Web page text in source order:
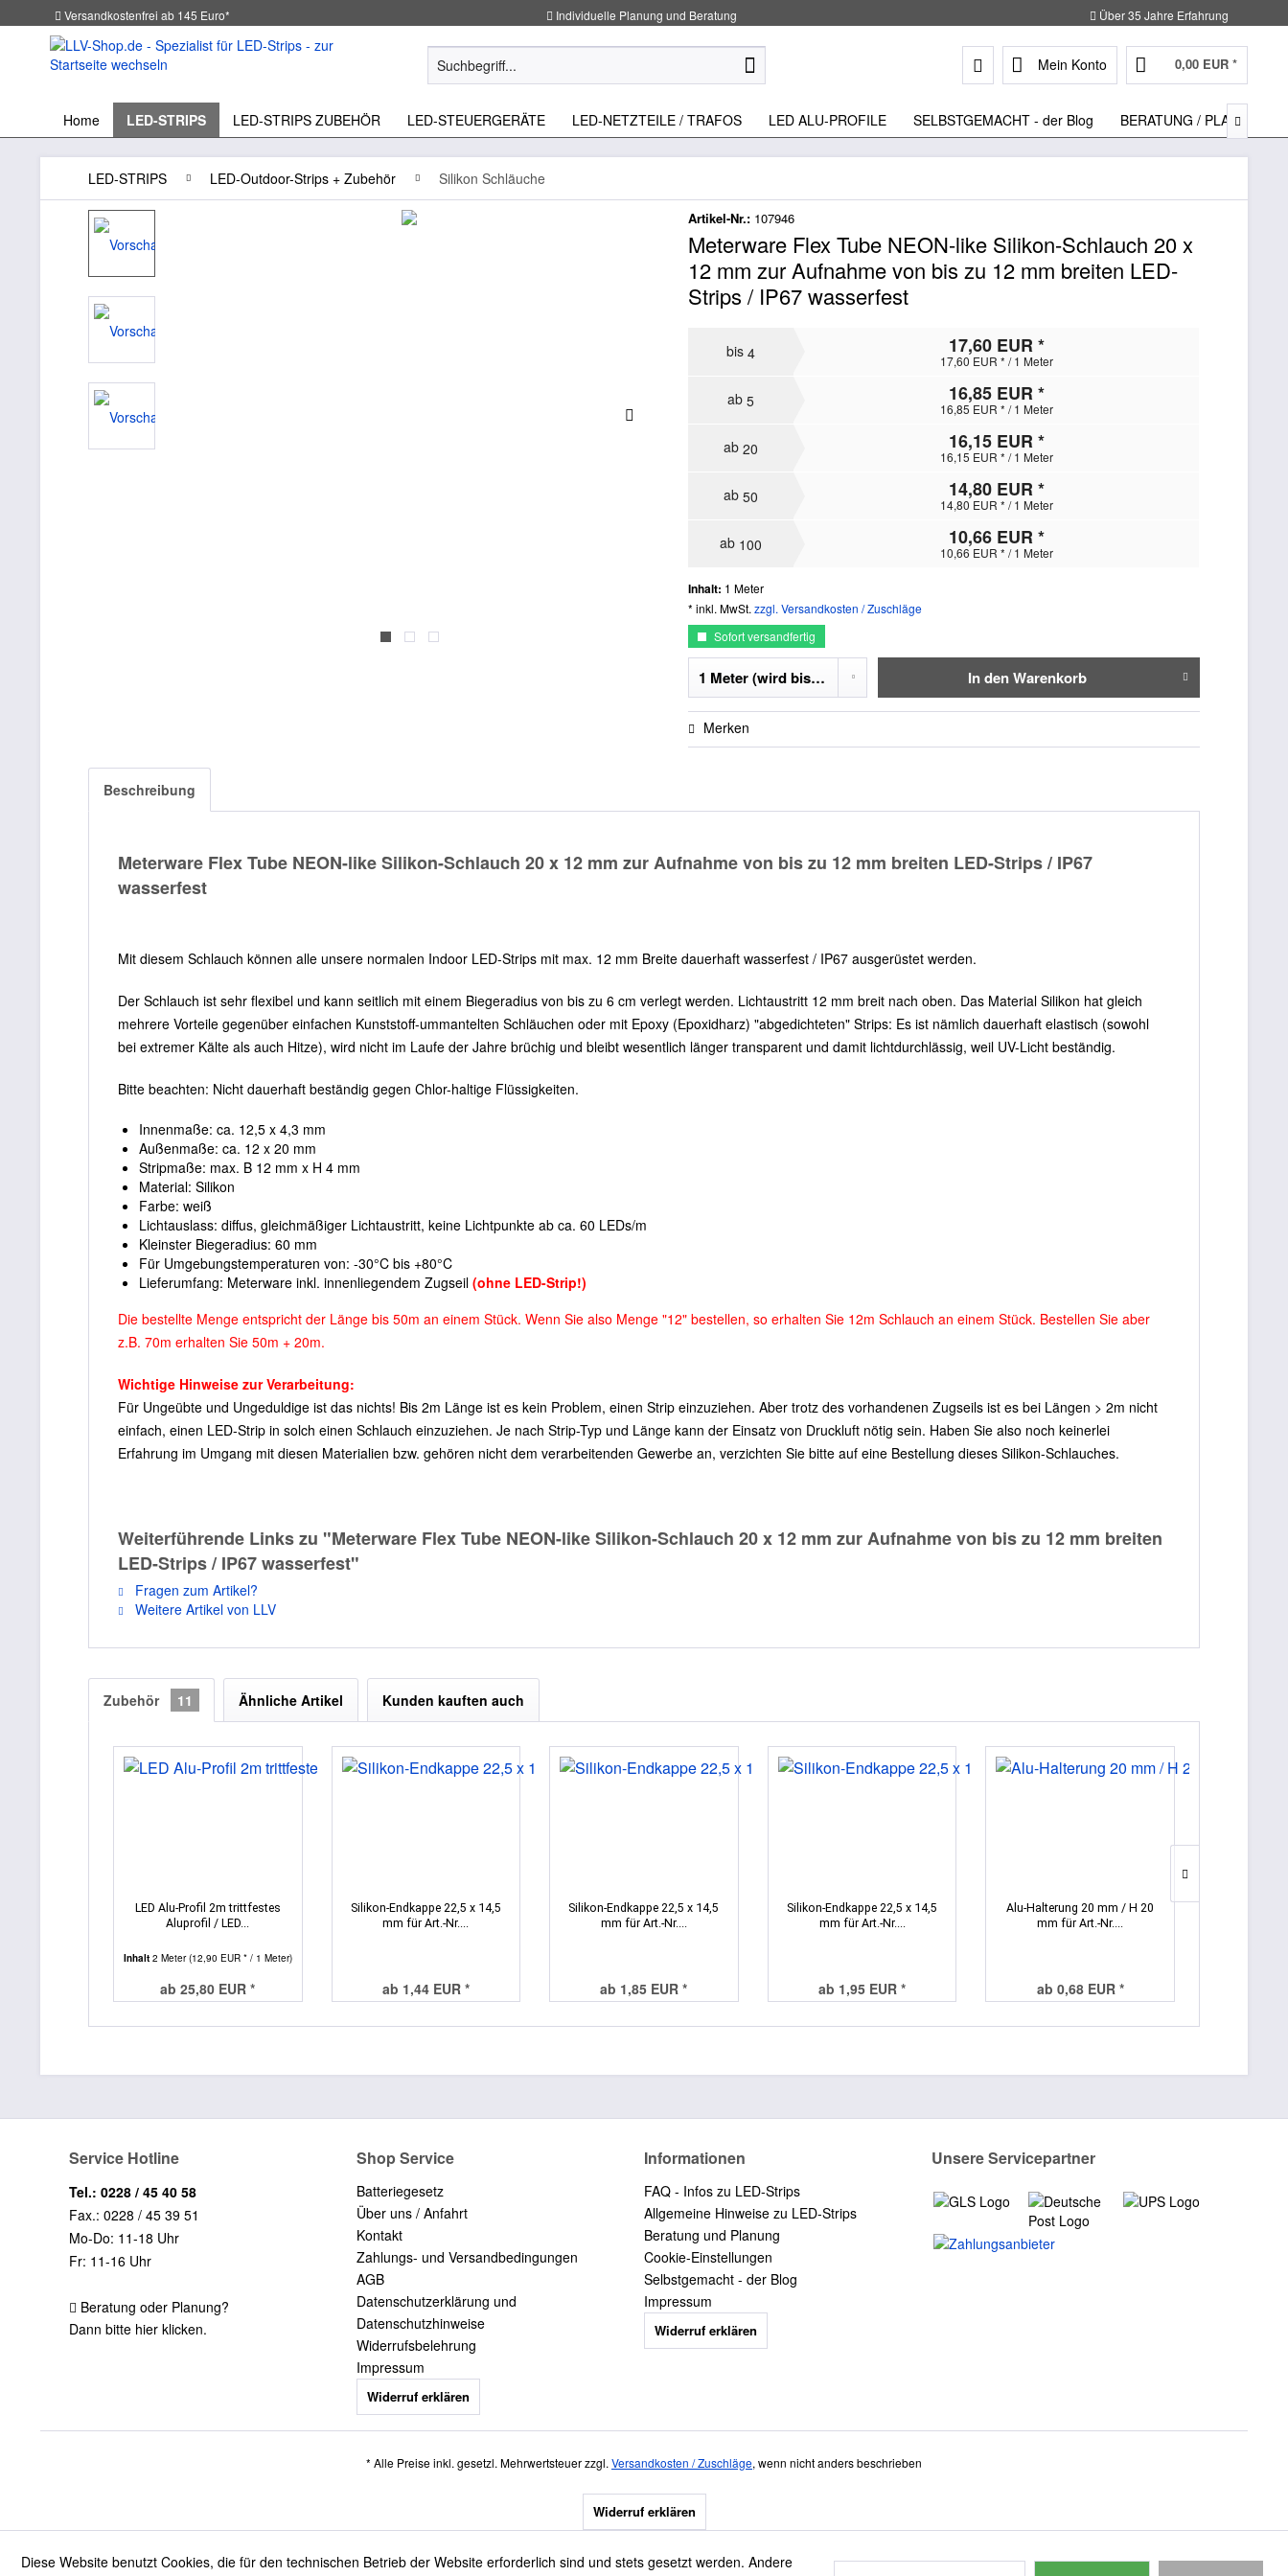
Versandkostenfrei ab 145 Euro* Individuelle Planung und Beratung Über 35 Jahre Erfahrung
Mein Konto 0,00 EUR *
Home LED-STRIPS LED-STRIPS ZUBEHÖR LED-STEUERGERÄTE LED-NETZTEILE / TRAFOS LED ALU-PROFILE SELBSTGEMACHT - der Blog BERATUNG / PLANUNG

LED-STRIPS LED-Outdoor-Strips + Zubehör Silikon Schläuche
Artikel-Nr.: 107946
Meterware Flex Tube NEON-like Silikon-Schlauch 20 x
12 mm zur Aufnahme von bis zu 12 mm breiten LED-
Strips / IP67 wasserfest
bis4 17,60 EUR *
17,60 EUR * / 1 Meter
ab5 16,85 EUR *
16,85 EUR * / 1 Meter
ab20 16,15 EUR *
16,15 EUR * / 1 Meter
ab50 14,80 EUR *
14,80 EUR * / 1 Meter
ab 100 10,66 EUR *
10,66 EUR * / 1 Meter
Inhalt: 1 Meter
* inkl. MwSt.zzgl. Versandkosten / Zuschläge
Sofort versandfertig
In denWarenkorb
Merken
Beschreibung
Meterware Flex Tube NEON-like Silikon-Schlauch 20 x 12 mm zur Aufnahme von bis zu 12 mm breiten LED-Strips / IP67
wasserfest
Mit diesem Schlauch können alle unsere normalen Indoor LED-Strips mit max. 12 mm Breite dauerhaft wasserfest / IP67 ausgerüstet werden.
Der Schlauch ist sehr flexibel und kann seitlich mit einem Biegeradius von bis zu 6 cm verlegt werden. Lichtaustritt 12 mm breit nach oben. Das Material Silikon hat gleich
mehrere Vorteile gegenüber einfachen Kunststoff-ummantelten Schläuchen oder mit Epoxy (Epoxidharz) "abgedichteten" Strips: Es ist nämlich dauerhaft elastisch (sowohl
bei extremer Kälte als auch Hitze), wird nicht im Laufe der Jahre brüchig und bleibt wesentlich länger transparent und damit lichtdurchlässig, weil UV-Licht beständig.
Bitte beachten: Nicht dauerhaft beständig gegen Chlor-haltige Flüssigkeiten.
Innenmaße: ca. 12,5 x 4,3 mm
Außenmaße: ca. 12 x 20 mm
Stripmaße: max. B 12 mm x H 4 mm
Material: Silikon
Farbe: weiß
Lichtauslass: diffus, gleichmäßiger Lichtaustritt, keine Lichtpunkte ab ca. 60 LEDs/m
Kleinster Biegeradius: 60 mm
Für Umgebungstemperaturen von: -30°C bis +80°C
Lieferumfang: Meterware inkl. innenliegendem Zugseil (ohne LED-Strip!)
Die bestellte Menge entspricht der Länge bis 50m an einem Stück. Wenn Sie also Menge "12" bestellen, so erhalten Sie 12m Schlauch an einem Stück. Bestellen Sie aber
z.B. 70m erhalten Sie 50m + 20m.
Wichtige Hinweise zur Verarbeitung:
Für Ungeübte und Ungeduldige ist das nichts! Bis 2m Länge ist es kein Problem, einen Strip einzuziehen. Aber trotz des vorhandenen Zugseils ist es bei Längen > 2m nicht
einfach, einen LED-Strip in solch einen Schlauch einzuziehen. Je nach Strip-Typ und Länge kann der Einsatz von Druckluft nötig sein. Haben Sie also noch keinerlei
Erfahrung im Umgang mit diesen Materialien bzw. gehören nicht dem verarbeitenden Gewerbe an, verzichten Sie bitte auf eine Bestellung dieses Silikon-Schlauches.
Weiterführende Links zu "Meterware Flex Tube NEON-like Silikon-Schlauch 20 x 12 mm zur Aufnahme von bis zu 12 mm breiten
LED-Strips / IP67 wasserfest"
Fragen zum Artikel?
Weitere Artikel von LLV
Zubehör 11 Ähnliche Artikel Kunden kauften auch
LED Alu-Profil 2m trittfestes
Aluprofil / LED...
Inhalt 2 Meter(12,90 EUR * / 1 Meter)
ab 25,80 EUR *
Silikon-Endkappe 22,5 x 14,5
mm für Art.-Nr....
ab 1,44 EUR *
Silikon-Endkappe 22,5 x 14,5
mm für Art.-Nr....
ab 1,85 EUR *
Silikon-Endkappe 22,5 x 14,5
mm für Art.-Nr....
ab 1,95 EUR *
Alu-Halterung 20 mm / H 20
mm für Art.-Nr....
ab 0,68 EUR *
Service Hotline
Tel.: 0228 / 45 40 58
Fax.: 0228 / 45 39 51
Mo-Do: 11-18 Uhr
Fr: 11-16 Uhr
Beratung oder Planung?
Dann bitte hier klicken.
Shop Service
Batteriegesetz
Über uns / Anfahrt
Kontakt
Zahlungs- und Versandbedingungen
AGB
Datenschutzerklärung und
Datenschutzhinweise
Widerrufsbelehrung
Impressum
Widerruf erklären
Informationen
FAQ - Infos zu LED-Strips
Allgemeine Hinweise zu LED-Strips
Beratung und Planung
Cookie-Einstellungen
Selbstgemacht - der Blog
Impressum
Widerruf erklären
Unsere Servicepartner
* Alle Preise inkl. gesetzl. Mehrwertsteuer zzgl. Versandkosten / Zuschläge, wenn nicht anders beschrieben
Widerruf erklären
Diese Website benutzt Cookies, die für den technischen Betrieb der Website erforderlich sind und stets gesetzt werden. Andere